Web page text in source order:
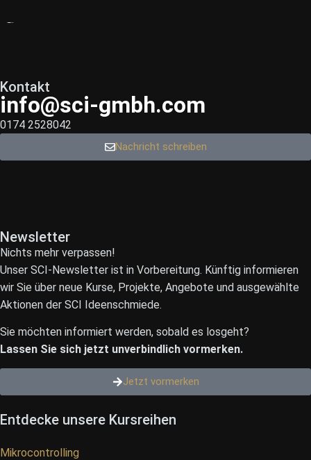
Kontakt
info@sci-gmbh.com
0174 2528042
Nachricht schreiben
Newsletter
Nichts mehr verpassen!
Unser SCI-Newsletter ist in Vorbereitung. Künftig informieren
wir Sie über neue Kurse, Projekte, Angebote und ausgewählte
Aktionen der SCI Ideenschmiede.
Sie möchten informiert werden, sobald es losgeht?
Lassen Sie sich jetzt unverbindlich vormerken.
Jetzt vormerken
Entdecke unsere Kursreihen
Mikrocontrolling